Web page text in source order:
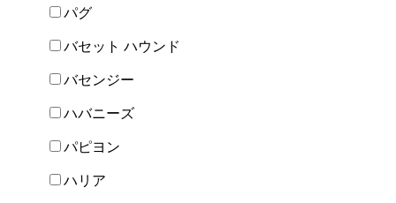
パグ
バセット ハウンド
バセンジー
ハバニーズ
パピヨン
ハリア